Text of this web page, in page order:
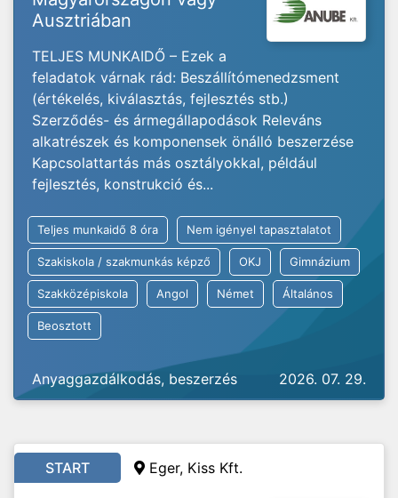
Ausztriában
TELJES MUNKAIDŐ – Ezek a
feladatok várnak rád: Beszállítómenedzsment
(értékelés, kiválasztás, fejlesztés stb.)
Szerződés- és ármegállapodások Releváns
alkatrészek és komponensek önálló beszerzése
Kapcsolattartás más osztályokkal, például
fejlesztés, konstrukció és...
Teljes munkaidő 8 óra Nem igényel tapasztalatot
Szakiskola / szakmunkás képző OKJ Gimnázium
Szakközépiskola Angol Német Általános
Beosztott
Anyaggazdálkodás, beszerzés 2026. 07. 29.
START Eger, Kiss Kft.